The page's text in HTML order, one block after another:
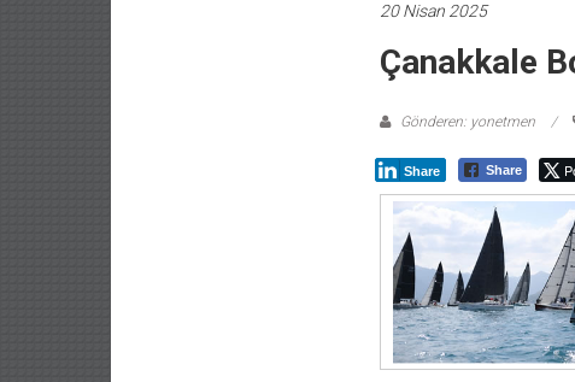
20 Nisan 2025
Çanakkale
Gönderen: yonetmen
Share Share